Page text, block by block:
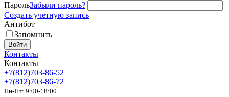
ПарольЗабыли пароль?
Создать учетную запись
Антибот
Запомнить
Войти
Контакты
Контакты
+7(812)703-86-52
+7(812)703-86-72
Пн-Пт: 9:00-18:00